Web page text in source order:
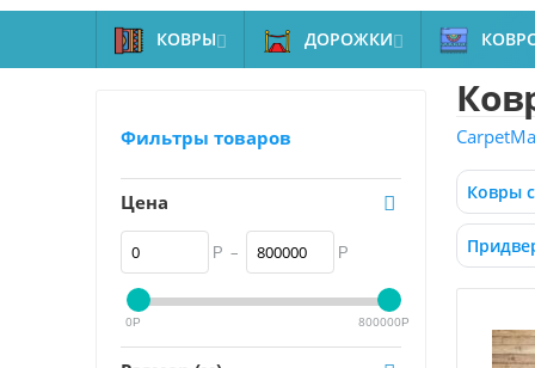
КОВРЫ ДОРОЖКИ
Фильтры товаров
Цена
Р – Р
0Р 800000Р
Ковры